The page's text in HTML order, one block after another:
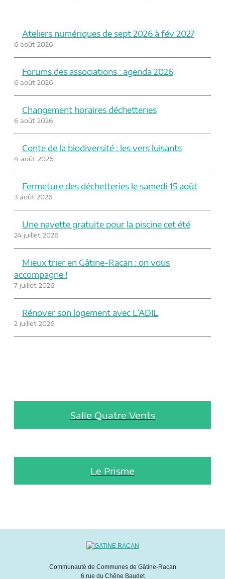
Ateliers numériques de sept 2026 à fév 2027
6 août 2026
Forums des associations : agenda 2026
6 août 2026
Changement horaires déchetteries
6 août 2026
Conte de la biodiversité : les vers luisants
4 août 2026
Fermeture des déchetteries le samedi 15 août
3 août 2026
Une navette gratuite pour la piscine cet été
24 juillet 2026
Mieux trier en Gâtine-Racan : on vous
accompagne !
7 juillet 2026
Rénover son logement avec L’ADIL
2 juillet 2026
Salle Quatre Vents
Le Prisme
Communauté de Communes de Gâtine-Racan
6 rue du Chêne Baudet